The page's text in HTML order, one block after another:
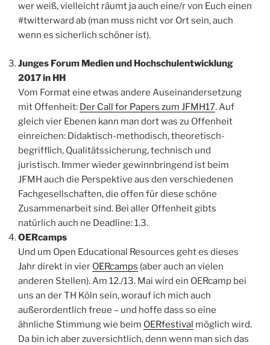
wer weiß, vielleicht räumt ja auch eine/r von Euch einen
#twitterward ab (man muss nicht vor Ort sein, auch
wenn es sicherlich schöner ist).
Junges Forum Medien und Hochschulentwicklung
2017 in HH
Vom Format eine etwas andere Auseinandersetzung
mit Offenheit: Der Call for Papers zum JFMH17. Auf
gleich vier Ebenen kann man dort was zu Offenheit
einreichen: Didaktisch-methodisch, theoretisch-
begrifflich, Qualitätssicherung, technisch und
juristisch. Immer wieder gewinnbringend ist beim
JFMH auch die Perspektive aus den verschiedenen
Fachgesellschaften, die offen für diese schöne
Zusammenarbeit sind. Bei aller Offenheit gibts
natürlich auch ne Deadline: 1.3.
OERcamps
Und um Open Educational Resources geht es dieses
Jahr direkt in vier OERcamps (aber auch an vielen
anderen Stellen). Am 12./13. Mai wird ein OERcamp bei
uns an der TH Köln sein, worauf ich mich auch
außerordentlich freue – und hoffe dass so eine
ähnliche Stimmung wie beim OERfestival möglich wird.
Da bin ich aber zuversichtlich, denn wenn man sich das